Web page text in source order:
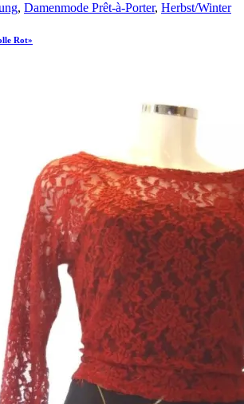
, Damenmode Prêt-à-Porter, Herbst/Winter
Rot»